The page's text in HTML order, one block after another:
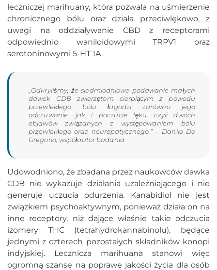
leczniczej marihuany, która pozwala na uśmierzenie
chronicznego bólu oraz działa przeciwlękowo, z
uwagi na oddziaływanie CBD z receptorami
odpowiednio waniloidowymi TRPV1 oraz
serotoninowymi 5-HT 1A.
„Odkryliśmy, że siedmiodniowe podawanie małych
dawek CDB zwierzętom cierpiącym z powodu
przewlekłego bólu łagodzi zarówno jego
odczuwanie, jak i poczucie lęku, czyli dwóch
objawów związanych z występowaniem bólu
przewlekłego oraz neuropatycznego.” – Danilo De
Gregorio, współautor badania
Udowodniono, że zbadana przez naukowców dawka
CDB nie wykazuje działania uzależniającego i nie
generuje uczucia odurzenia. Kanabidiol nie jest
związkiem psychoaktywnym, ponieważ działa on na
inne receptory, niż dające właśnie takie odczucia
izomery THC (tetrahydrokannabinolu), będące
jednymi z czterech pozostałych składników konopi
indyjskiej. Lecznicza marihuana stanowi więc
ogromną szansę na poprawę jakości życia dla osób